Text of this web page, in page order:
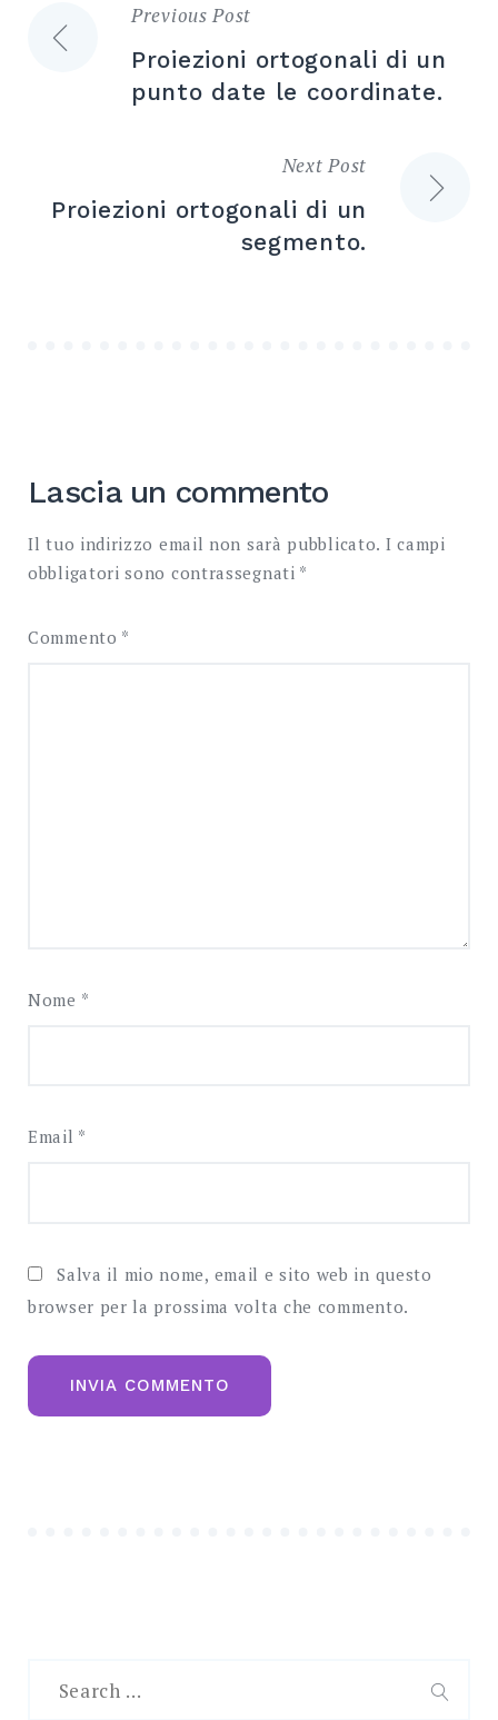
Navigazione
articoli
Previous Post
Proiezioni ortogonali di un
punto date le coordinate.
Next Post
Proiezioni ortogonali di un
segmento.
Lascia un commento
Il tuo indirizzo email non sarà pubblicato. I campi
obbligatori sono contrassegnati *
Commento *
Nome *
Email *
Salva il mio nome, email e sito web in questo
browser per la prossima volta che commento.